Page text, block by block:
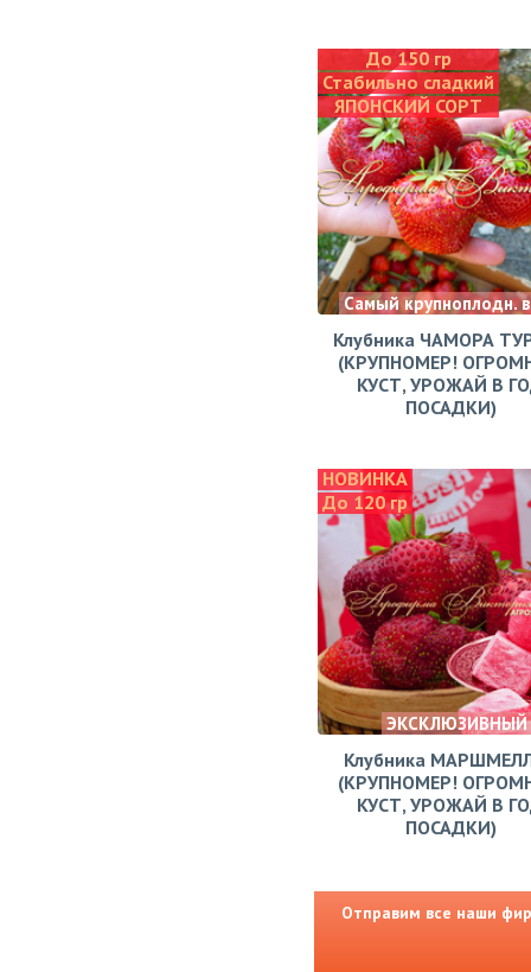
До 150 гр
Стабильно сладкий
ЯПОНСКИЙ СОРТ
Самый крупноплодн.
Клубника ЧАМОРА
(КРУПНОМЕР!
КУСТ, УРОЖАЙ В
ПОСАДКИ)
НОВИНКА
До 120 гр
ЭКСКЛЮЗИВНЫЙ
Клубника
(КРУПНОМЕР!
КУСТ, УРОЖАЙ В
ПОСАДКИ)
Отправим все наши